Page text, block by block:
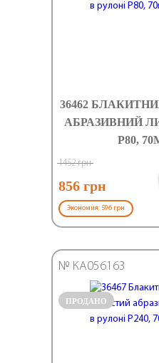
36462
АБРАЗИВНИЙ
Р80,
1452 грн
856 грн
Экономия: 596 грн
ПРОДАНО
№ КА056163